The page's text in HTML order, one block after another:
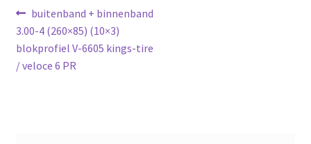
Bericht
navigatie
Vorig
bericht:
buitenband + binnenband
3.00-4 (260×85) (10×3)
blokprofiel V-6605 kings-tire
/ veloce 6 PR